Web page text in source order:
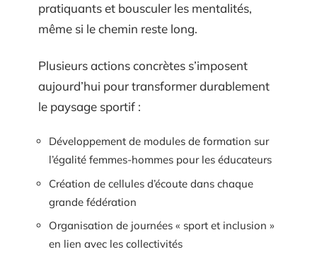
pratiquants et bousculer les mentalités,
même si le chemin reste long.
Plusieurs actions concrètes s’imposent
aujourd’hui pour transformer durablement
le paysage sportif :
Développement de modules de formation sur
l’égalité femmes-hommes pour les éducateurs
Création de cellules d’écoute dans chaque
grande fédération
Organisation de journées « sport et inclusion »
en lien avec les collectivités